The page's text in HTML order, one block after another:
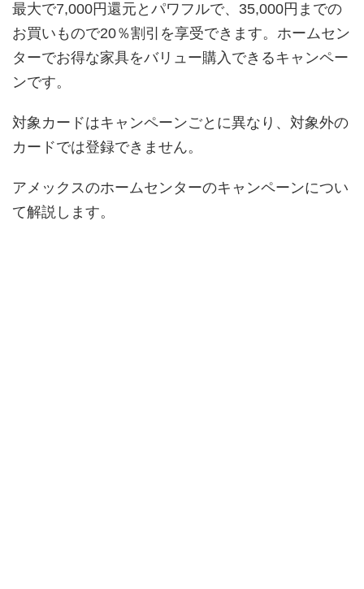
最大で7,000円還元とパワフルで、35,000円までの
お買いもので20％割引を享受できます。ホームセン
ターでお得な家具をバリュー購入できるキャンペー
ンです。
対象カードはキャンペーンごとに異なり、対象外の
カードでは登録できません。
アメックスのホームセンターのキャンペーンについ
て解説します。